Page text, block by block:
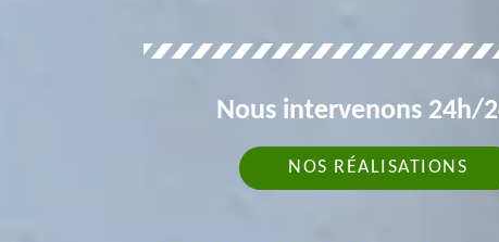
Nous intervenons 24h/
NOS RÉALISATIONS